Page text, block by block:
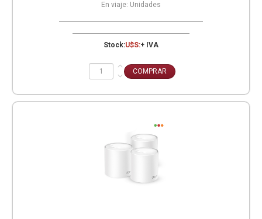
En viaje: Unidades
Stock:U$S:+ IVA